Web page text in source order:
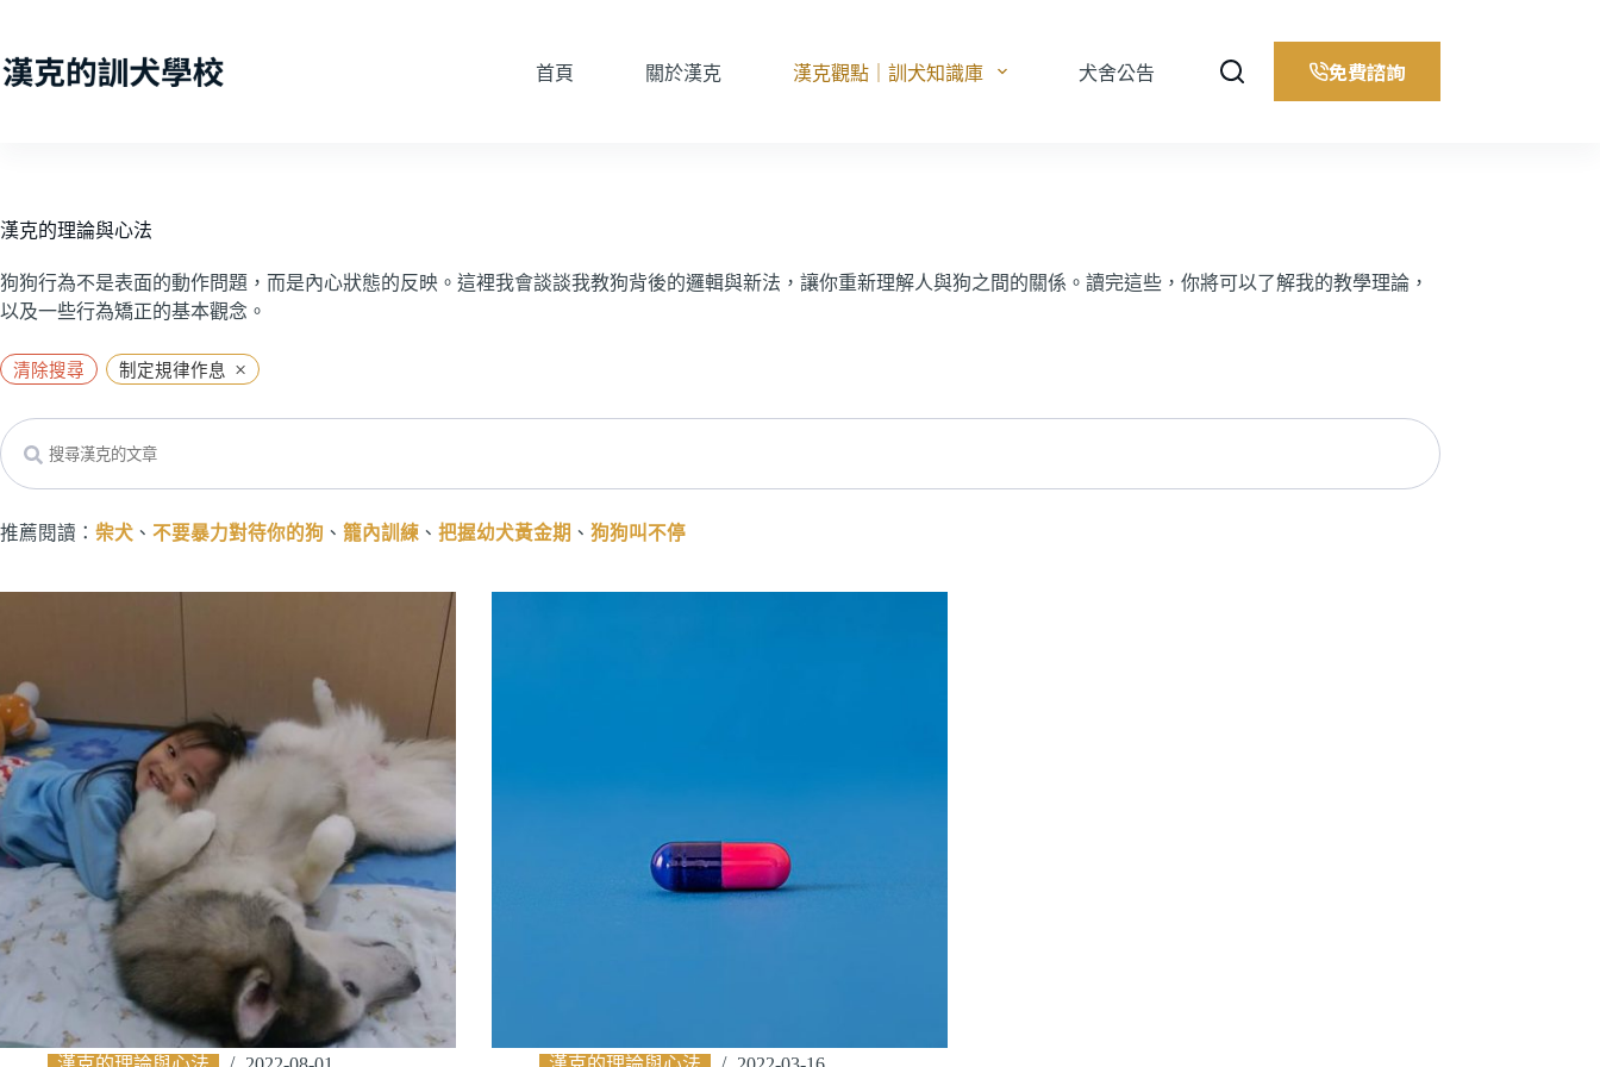
主
首頁 關於漢克 漢克觀點｜訓犬知識庫 犬舍公告 免費諮詢
漢克的理論與心法
狗狗行為不是表面的動作問題，而是內心狀態的反映。這裡我會談談我教狗背後的邏輯與新法，讓你重新理解人與狗之間的關係。讀完這些，你將可以了解我的教學理論，
以及一些行為矯正的基本觀念。
清除搜尋 制定規律作息 ×
Search
推薦閱讀： 柴犬 、 不要暴力對待你的狗 、 籠內訓練 、 把握幼犬黃金期 、 狗狗叫不停